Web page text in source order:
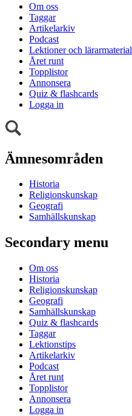
Om oss
Taggar
Artikelarkiv
Podcast
Lektioner och lärarmaterial
Året runt
Topplistor
Annonsera
Quiz & flashcards
Logga in
Ämnesområden
Historia
Religionskunskap
Geografi
Samhällskunskap
Secondary menu
Om oss
Historia
Religionskunskap
Geografi
Samhällskunskap
Quiz & flashcards
Taggar
Lektionstips
Artikelarkiv
Podcast
Året runt
Topplistor
Annonsera
Logga in